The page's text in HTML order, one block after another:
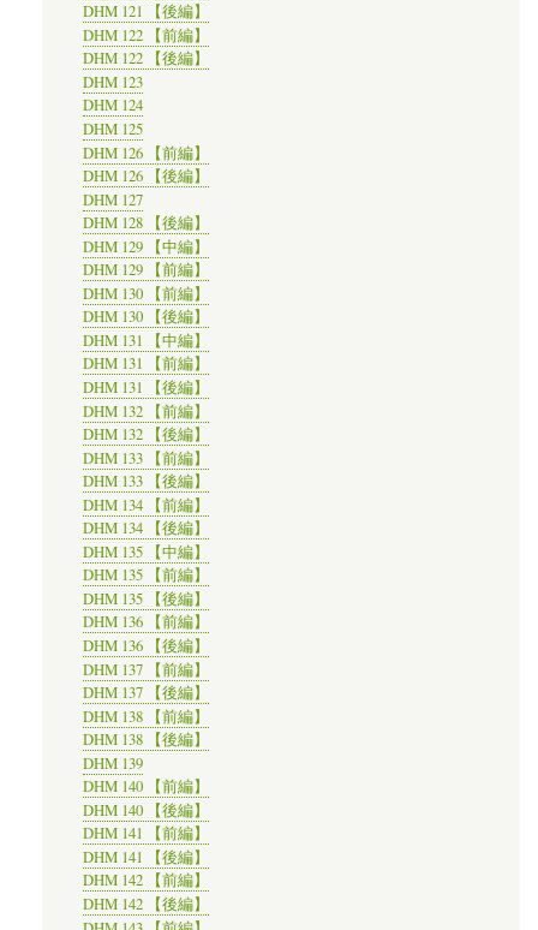
DHM 121 【後編】
DHM 122 【前編】
DHM 122 【後編】
DHM 123
DHM 124
DHM 125
DHM 126 【前編】
DHM 126 【後編】
DHM 127
DHM 128 【後編】
DHM 129 【中編】
DHM 129 【前編】
DHM 130 【前編】
DHM 130 【後編】
DHM 131 【中編】
DHM 131 【前編】
DHM 131 【後編】
DHM 132 【前編】
DHM 132 【後編】
DHM 133 【前編】
DHM 133 【後編】
DHM 134 【前編】
DHM 134 【後編】
DHM 135 【中編】
DHM 135 【前編】
DHM 135 【後編】
DHM 136 【前編】
DHM 136 【後編】
DHM 137 【前編】
DHM 137 【後編】
DHM 138 【前編】
DHM 138 【後編】
DHM 139
DHM 140 【前編】
DHM 140 【後編】
DHM 141 【前編】
DHM 141 【後編】
DHM 142 【前編】
DHM 142 【後編】